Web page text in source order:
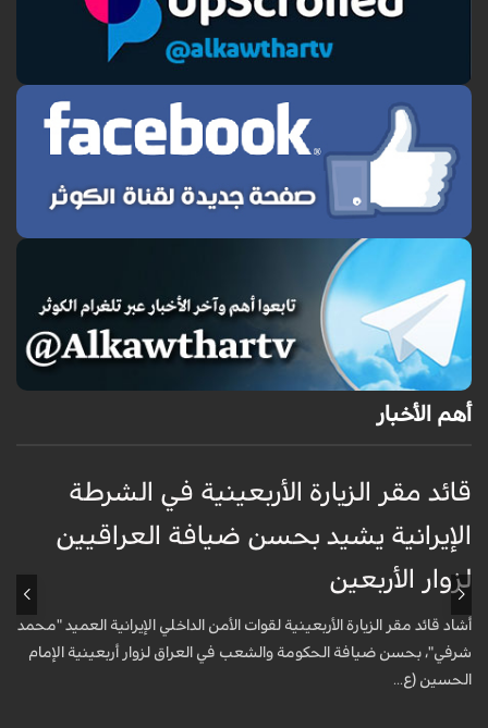
أهم الأخبار
قائد مقر الزيارة الأربعينية في الشرطة
الإيرانية يشيد بحسن ضيافة العراقيين
لزوار الأربعين
أشاد قائد مقر الزيارة الأربعينية لقوات الأمن الداخلي الإيرانية العميد "محمد
شرفي"، بحسن ضيافة الحكومة والشعب في العراق لزوار أربعينية الإمام
الحسين (ع...